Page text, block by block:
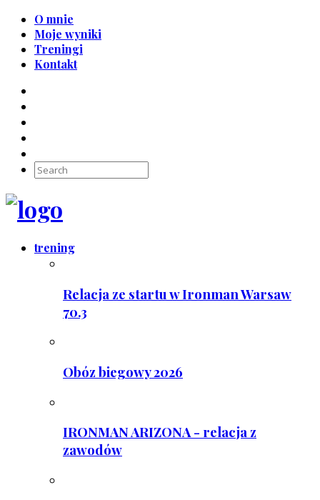
O mnie
Moje wyniki
Treningi
Kontakt
trening
Relacja ze startu w Ironman Warsaw
70.3
Obóz biegowy 2026
IRONMAN ARIZONA - relacja z
zawodów